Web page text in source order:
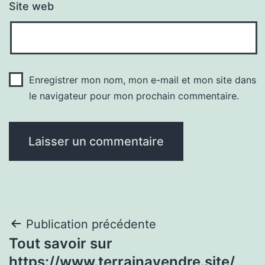
Site web
Enregistrer mon nom, mon e-mail et mon site dans
le navigateur pour mon prochain commentaire.
Navigation
de
Publication précédente
Tout savoir sur
https://www.terrainavendre.site/